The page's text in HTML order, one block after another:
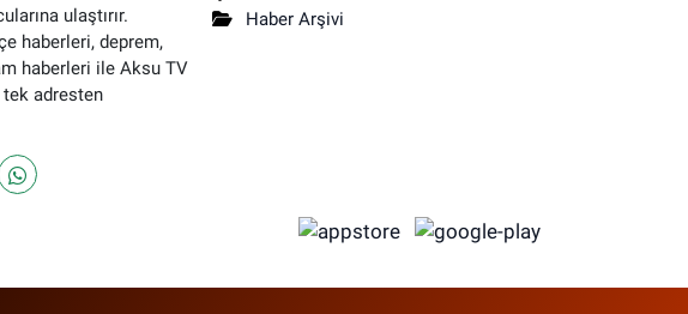
ulaştırır.
haberleri, deprem,
haberleri ile Aksu TV
tek adresten
Haber Arşivi